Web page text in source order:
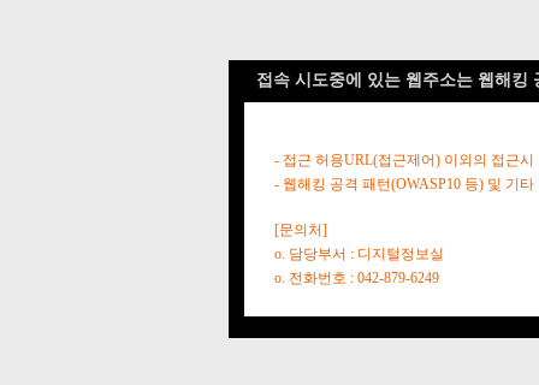
접속 시도중에 있는 웹주소는 웹해킹
- 접근 허용URL(접근제어) 이외의 접근시
- 웹해킹 공격 패턴(OWASP10 등) 및 기
[문의처]
o. 담당부서 : 디지털정보실
o. 전화번호 : 042-879-6249